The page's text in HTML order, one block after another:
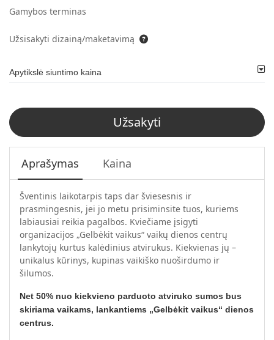
Gamybos terminas
Užsisakyti dizainą/maketavimą
Apytikslė siuntimo kaina
Užsakyti
Aprašymas Kaina
Šventinis laikotarpis taps dar šviesesnis ir
prasmingesnis, jei jo metu prisiminsite tuos, kuriems
labiausiai reikia pagalbos. Kviečiame įsigyti
organizacijos „Gelbėkit vaikus“ vaikų dienos centrų
lankytojų kurtus kalėdinius atvirukus. Kiekvienas jų –
unikalus kūrinys, kupinas vaikiško nuoširdumo ir
šilumos.
Net 50% nuo kiekvieno parduoto atviruko sumos bus
skiriama vaikams, lankantiems „Gelbėkit vaikus“ dienos
centrus.